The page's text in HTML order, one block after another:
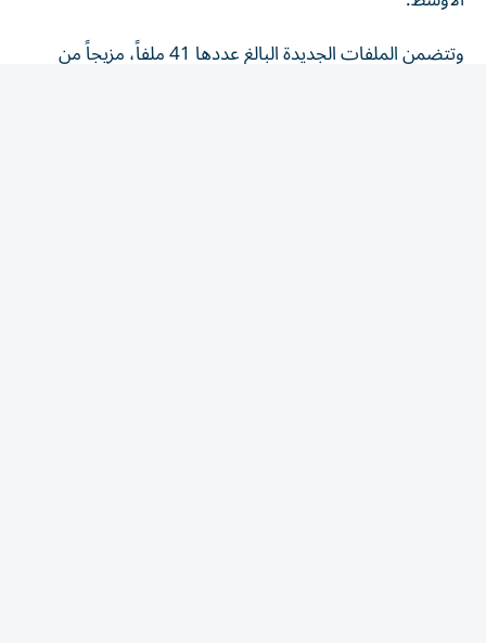
وتتضمن الملفات الجديدة البالغ عددها 41 ملفاً، مزيجاً من
الوثائق والصور ومقاطع الفيديو، والتي تأتي من سجلات